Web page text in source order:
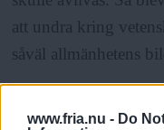
www.fria.nu - Do
att undra kring
såväl allmänhetens
Lyssna på